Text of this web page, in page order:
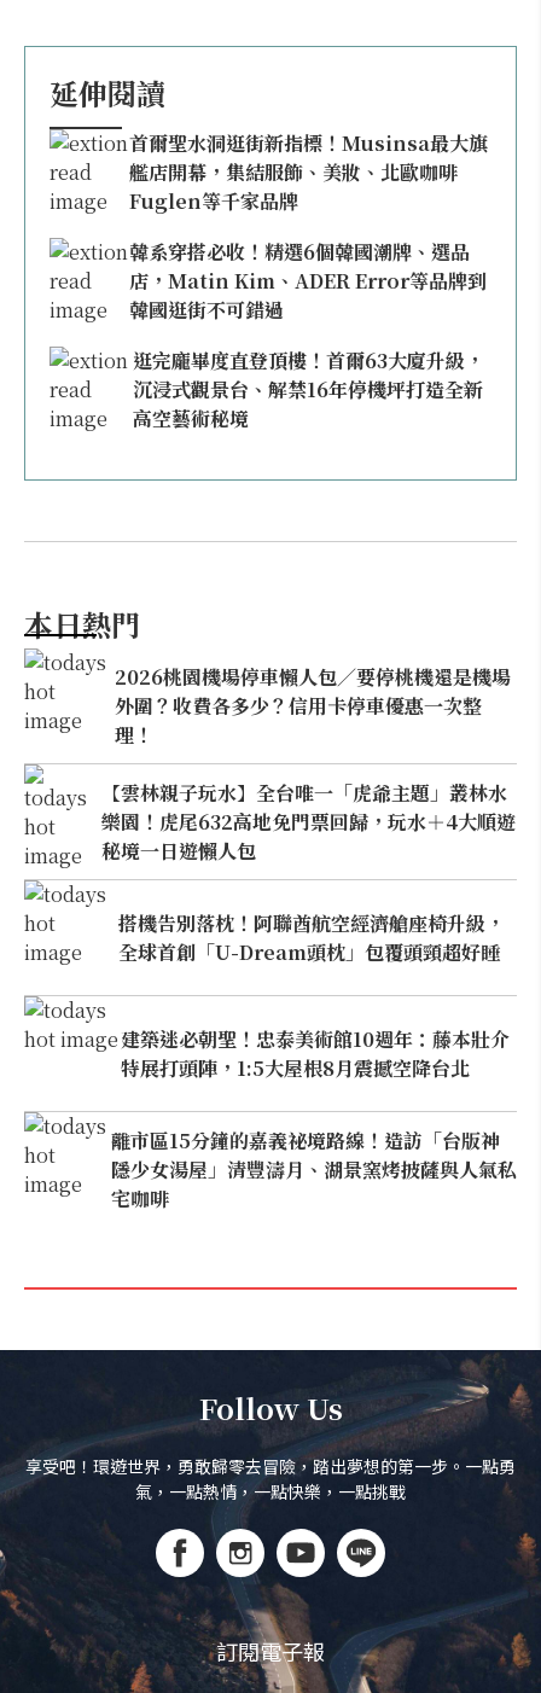
延伸閱讀
首爾聖水洞逛街新指標！Musinsa最大旗
艦店開幕，集結服飾、美妝、北歐咖啡
Fuglen等千家品牌
韓系穿搭必收！精選6個韓國潮牌、選品
店，Matin Kim、ADER Error等品牌到
韓國逛街不可錯過
逛完龐畢度直登頂樓！首爾63大廈升級，
沉浸式觀景台、解禁16年停機坪打造全新
高空藝術秘境
本日熱門
2026桃園機場停車懶人包／要停桃機還是機場
外圍？收費各多少？信用卡停車優惠一次整
理！
【雲林親子玩水】全台唯一「虎爺主題」叢林水
樂園！虎尾632高地免門票回歸，玩水＋4大順遊
秘境一日遊懶人包
搭機告別落枕！阿聯酋航空經濟艙座椅升級，
全球首創「U-Dream頭枕」包覆頭頸超好睡
建築迷必朝聖！忠泰美術館10週年：藤本壯介
特展打頭陣，1:5大屋根8月震撼空降台北
離市區15分鐘的嘉義祕境路線！造訪「台版神
隱少女湯屋」清豐濤月、湖景窯烤披薩與人氣私
宅咖啡
Follow Us
享受吧！環遊世界，勇敢歸零去冒險，踏出夢想的第一步。一點勇
氣，一點熱情，一點快樂，一點挑戰
訂閱電子報